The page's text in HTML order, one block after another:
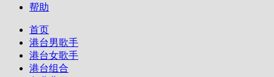
帮助
首页
港台男歌手
港台女歌手
港台组合